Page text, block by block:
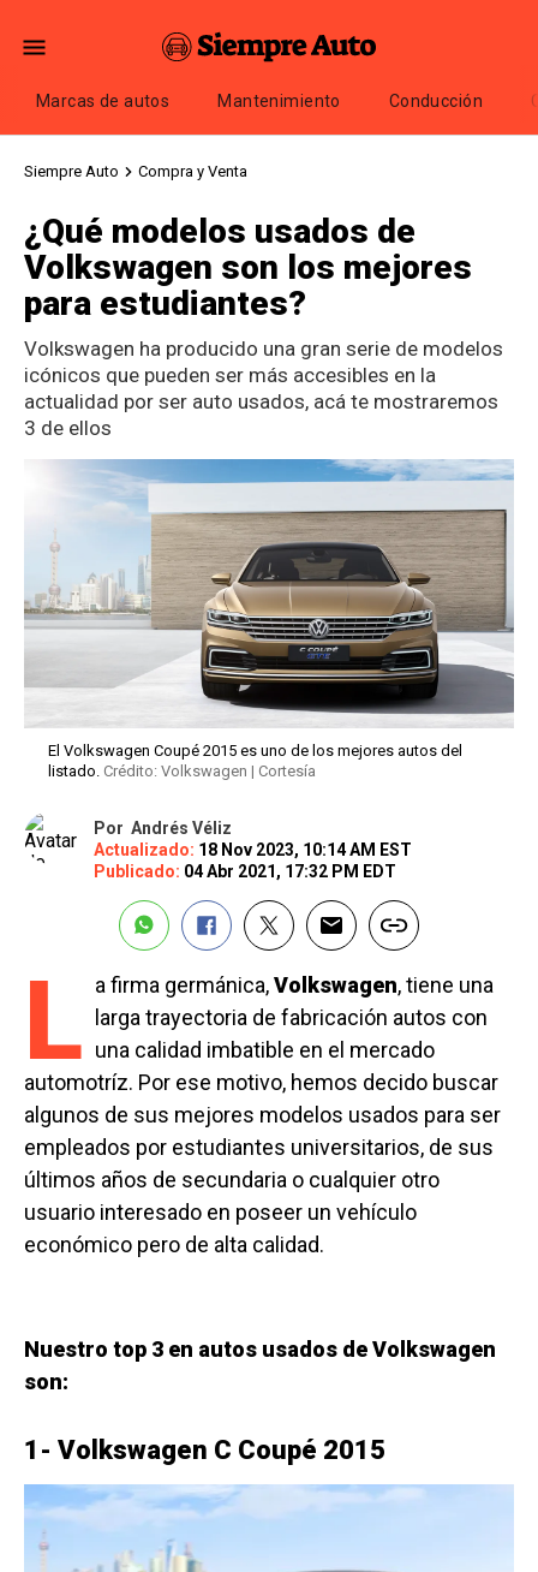
Marcas de autos Mantenimiento Conducción
Siempre Auto Compra y Venta
¿Qué modelos usados de
Volkswagen son los mejores
para estudiantes?
Volkswagen ha producido una gran serie de modelos
icónicos que pueden ser más accesibles en la
actualidad por ser auto usados, acá te mostraremos
3 de ellos
El Volkswagen Coupé 2015 es uno de los mejores autos del
listado. Crédito: Volkswagen | Cortesía
Por Andrés Véliz
Actualizado: 18 Nov 2023, 10:14 AM EST
Publicado: 04 Abr 2021, 17:32 PM EDT
L a firma germánica,Volkswagen, tiene una
larga trayectoria de fabricación autos con
una calidad imbatible en el mercado
automotríz. Por ese motivo, hemos decido buscar
algunos de sus mejores modelos usados para ser
empleados por estudiantes universitarios, de sus
últimos años de secundaria o cualquier otro
usuario interesado en poseer un vehículo
económico pero de alta calidad.
Nuestro top 3 en autos usados de Volkswagen
son:
1- Volkswagen C Coupé 2015